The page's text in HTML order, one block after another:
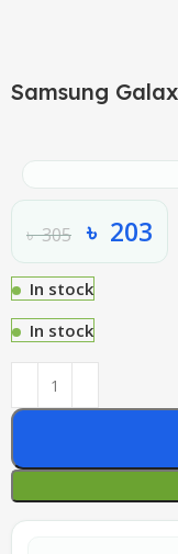
Samsung
৳305 ৳ 203
In stock
In stock